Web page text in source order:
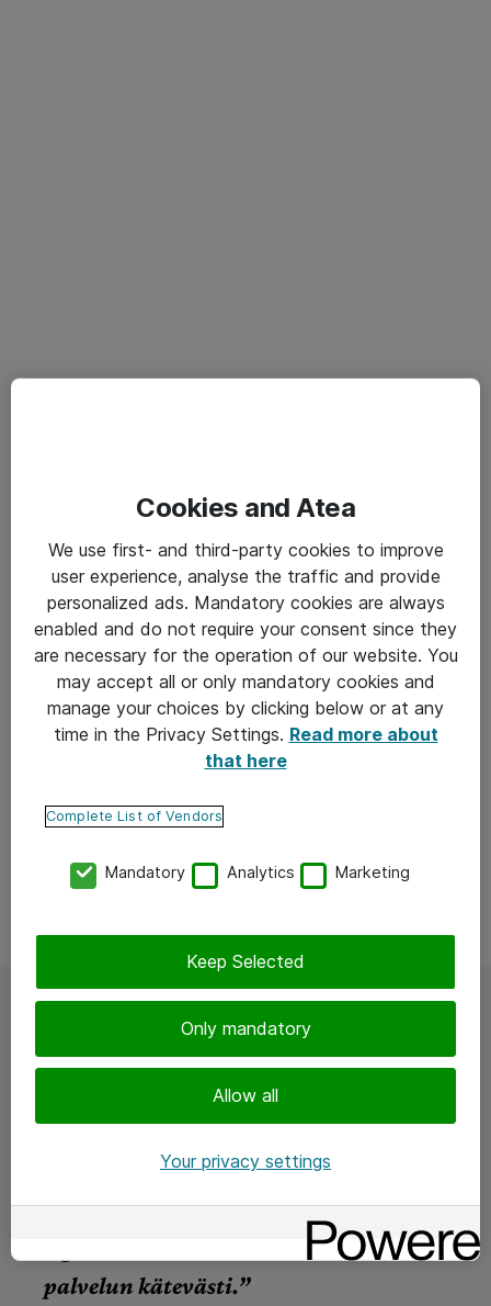
”Luotin Atean osaamiseen, sillä he ovat
toimittaneet meille aiemminkin
myös ainoa toimija, joka pystyi
tarjoamaan tarvitsemamme
logistiikan. Saimme heiltä koko
palvelun kätevästi.”
Cookies and Atea
We use first- and third-party cookies to improve
user experience, analyse the traffic and provide
personalized ads. Mandatory cookies are always
enabled and do not require your consent since they
are necessary for the operation of our website. You
may accept all or only mandatory cookies and
manage your choices by clicking below or at any
time in the Privacy Settings. Read more about
that here
Complete List of Vendors
Mandatory Analytics Marketing
Only mandatory
Allow all
Keep Selected
Your privacy settings